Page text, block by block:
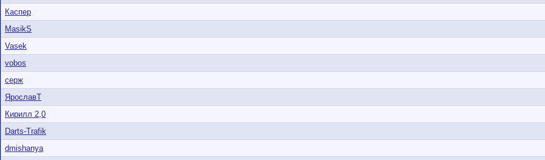
Каспер
MasikS
Vasek
vobos
серж
ЯрославТ
Кирилл 2,0
Darts-Trafik
dmishanya